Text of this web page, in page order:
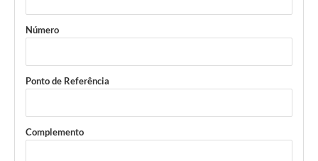
Número
Ponto de Referência
Complemento